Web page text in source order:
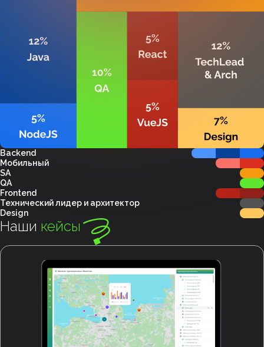
Backend
Мобильный
SA
QA
Frontend
Технический лидер и архитектор
Design
Наши кейсы